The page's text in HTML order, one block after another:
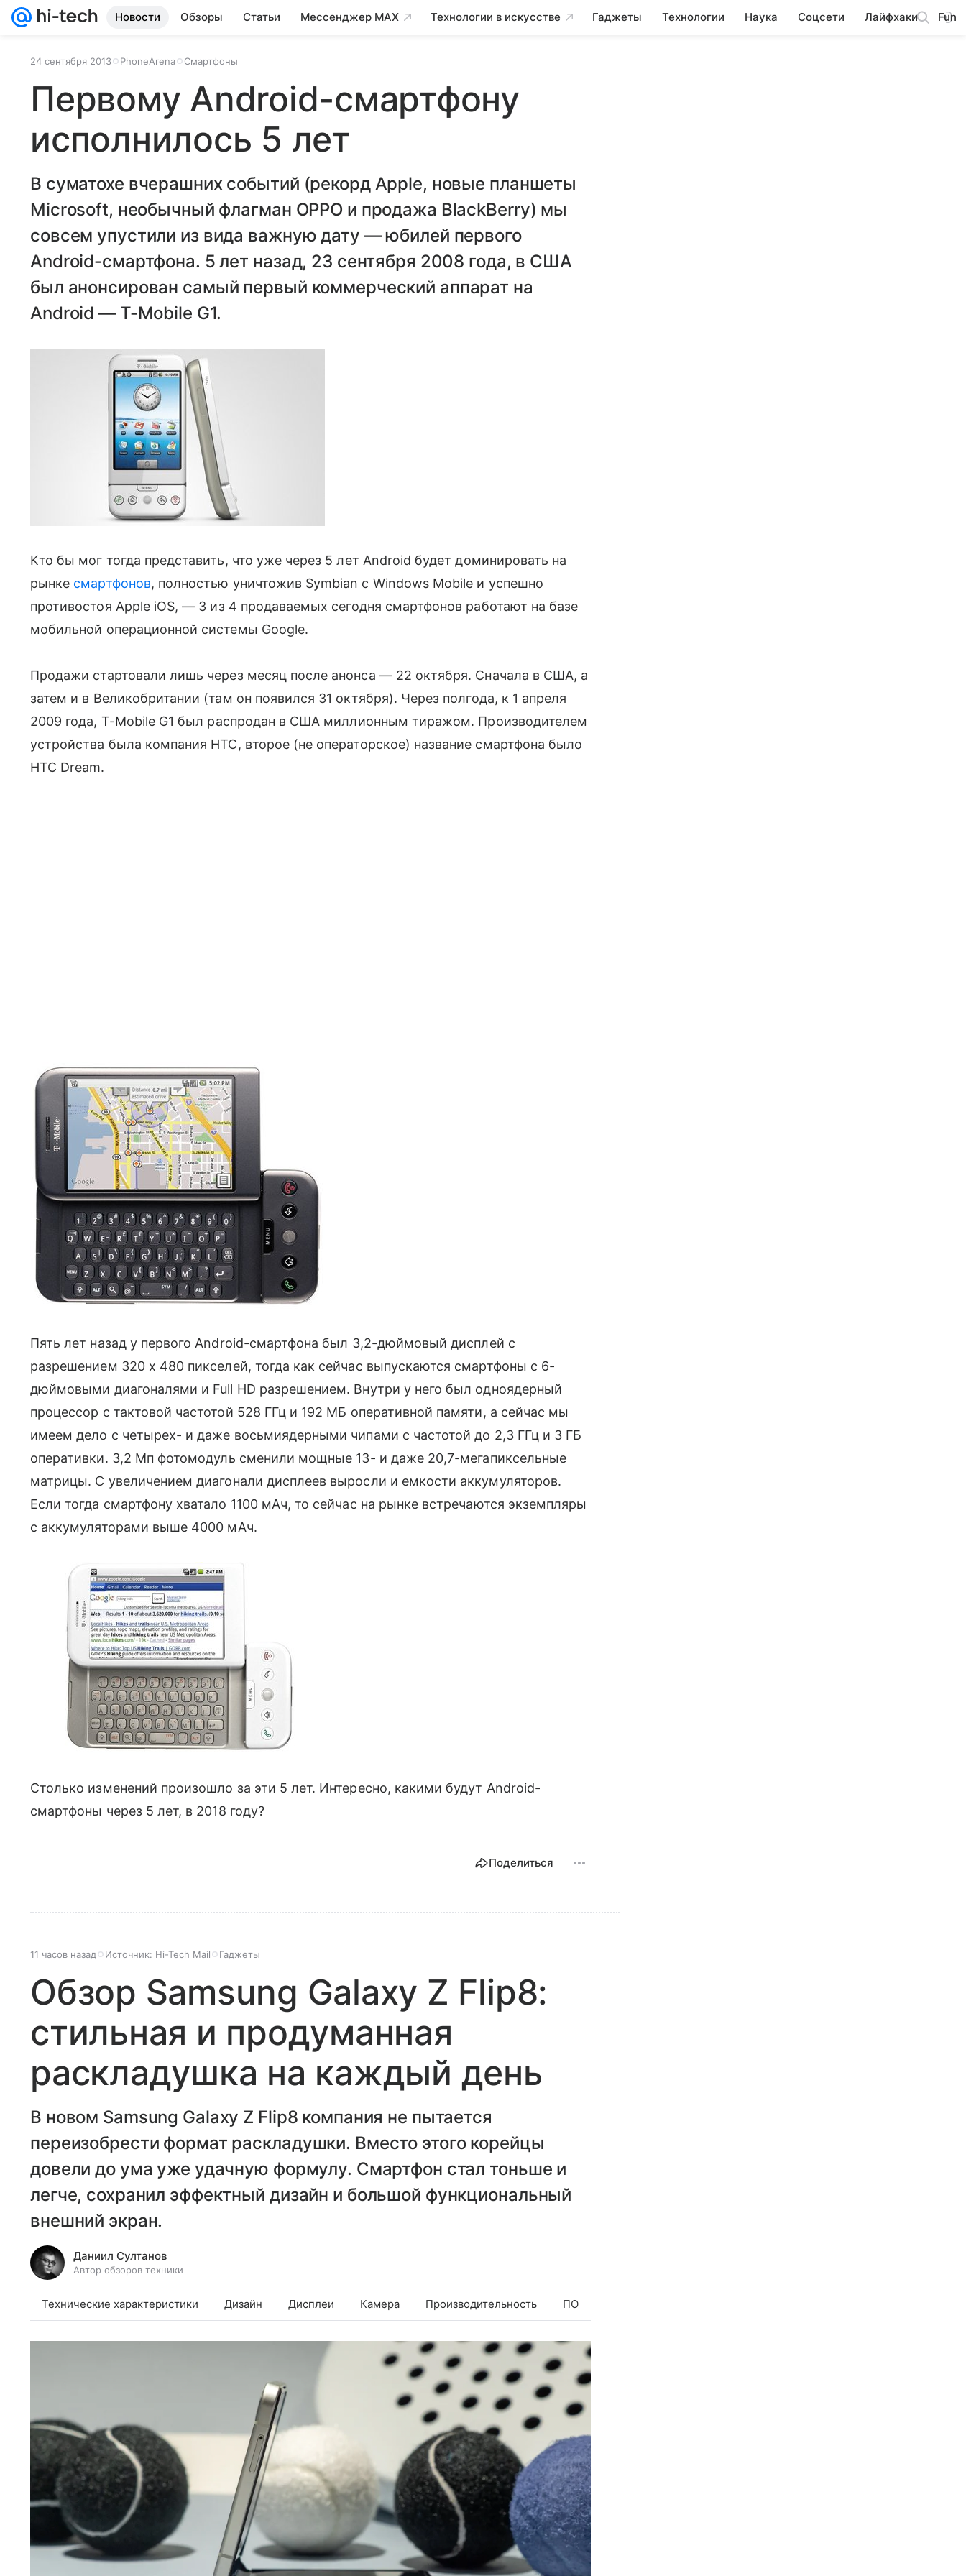
Новости Обзоры Статьи Мессенджер MAX Технологии в искусстве Гаджеты Технологии Наука Соцсети Лайфхаки Fun
24 сентября 2013 PhoneArena Смартфоны
Первому Android-смартфону
исполнилось 5 лет
В суматохе вчерашних событий (рекорд Apple, новые планшеты
Microsoft, необычный флагман OPPO и продажа BlackBerry) мы
совсем упустили из вида важную дату — юбилей первого
Android-смартфона. 5 лет назад, 23 сентября 2008 года, в США
был анонсирован самый первый коммерческий аппарат на
Android — T-Mobile G1.
Кто бы мог тогда представить, что уже через 5 лет Android будет доминировать на
рынке смартфонов, полностью уничтожив Symbian с Windows Mobile и успешно
противостоя Apple iOS, — 3 из 4 продаваемых сегодня смартфонов работают на базе
мобильной операционной системы Google.
Продажи стартовали лишь через месяц после анонса — 22 октября. Сначала в США, а
затем и в Великобритании (там он появился 31 октября). Через полгода, к 1 апреля
2009 года, T-Mobile G1 был распродан в США миллионным тиражом. Производителем
устройства была компания HTC, второе (не операторское) название смартфона было
HTC Dream.
Пять лет назад у первого Android-смартфона был 3,2-дюймовый дисплей с
разрешением 320 х 480 пикселей, тогда как сейчас выпускаются смартфоны с 6-
дюймовыми диагоналями и Full HD разрешением. Внутри у него был одноядерный
процессор с тактовой частотой 528 ГГц и 192 МБ оперативной памяти, а сейчас мы
имеем дело с четырех- и даже восьмиядерными чипами с частотой до 2,3 ГГц и 3 ГБ
оперативки. 3,2 Мп фотомодуль сменили мощные 13- и даже 20,7-мегапиксельные
матрицы. С увеличением диагонали дисплеев выросли и емкости аккумуляторов.
Если тогда смартфону хватало 1100 мАч, то сейчас на рынке встречаются экземпляры
с аккумуляторами выше 4000 мАч.
Столько изменений произошло за эти 5 лет. Интересно, какими будут Android-
смартфоны через 5 лет, в 2018 году?
Поделиться
11 часов назад Источник: Hi-Tech Mail Гаджеты
Обзор Samsung Galaxy Z Flip8:
стильная и продуманная
раскладушка на каждый день
В новом Samsung Galaxy Z Flip8 компания не пытается
переизобрести формат раскладушки. Вместо этого корейцы
довели до ума уже удачную формулу. Смартфон стал тоньше и
легче, сохранил эффектный дизайн и большой функциональный
внешний экран.
Даниил Султанов
Автор обзоров техники
Технические характеристики Дизайн Дисплеи Камера Производительность ПО